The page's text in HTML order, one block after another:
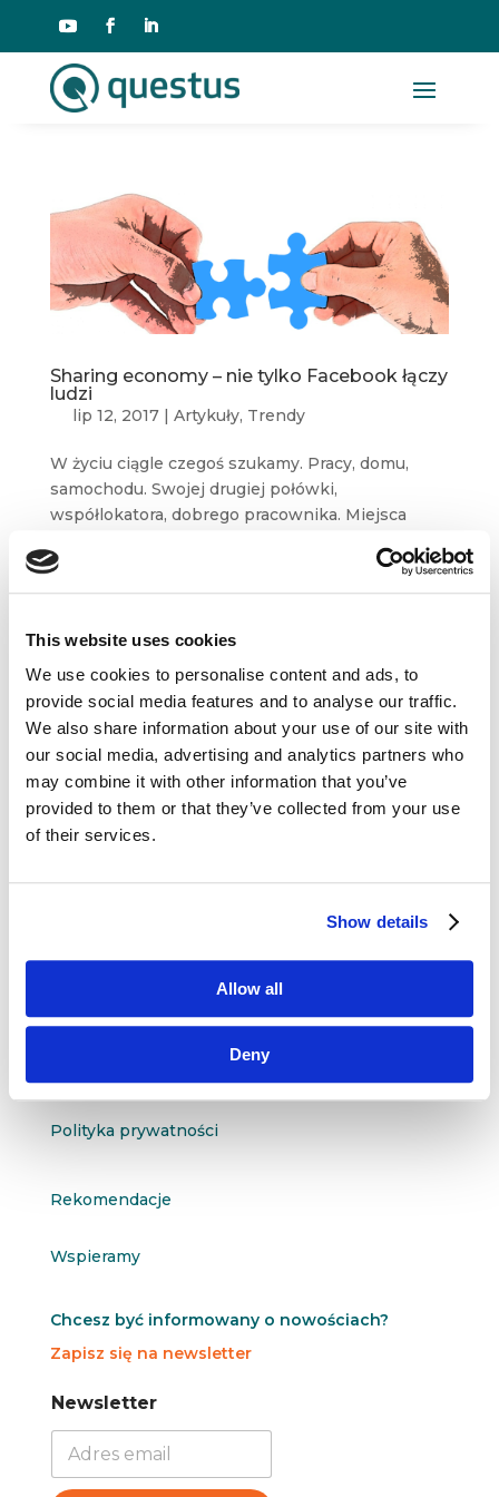
This website uses cookies
We use cookies to personalise content and ads, to
provide social media features and to analyse our traffic.
We also share information about your use of our site with
our social media, advertising and analytics partners who
may combine it with other information that you’ve
provided to them or that they’ve collected from your use
of their services.
Show details
Allow all
Deny
Sharing economy – nie tylko Facebook łączy
ludzi
lip 12, 2017| Artykuły, Trendy
W życiu ciągle czegoś szukamy. Pracy, domu,
samochodu. Swojej drugiej połówki,
współlokatora, dobrego pracownika. Miejsca
wyczerpał. Znalezienie tego wszystkiego w erze
internetu jest prostsze niż...
Dane kontaktowe

questus
ul. Organizacji WiN 83/7
O nas
Polityka prywatności
Rekomendacje
Wspieramy
Chcesz być informowany o nowościach?
Zapisz się na newsletter
N
N
Newsletter